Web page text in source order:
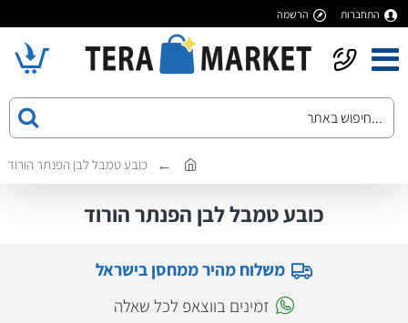
התחברות הרשמה
כובע טמבל לבן הפנתר הורוד
כובע טמבל לבן הפנתר הורוד
משלוח מהיר ממחסן בישראל
זמינים בווצאפ לכל שאלה